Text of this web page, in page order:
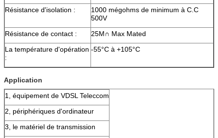
Résistance d'isolation :
1000 mégohms de minimum à C.C
500V
Résistance de contact :
25M∩ Max Mated
La température d'opération
:
-55°C à +105°C
Application
1, équipement de VDSL Teleccom
2, périphériques d'ordinateur
3, le matériel de transmission